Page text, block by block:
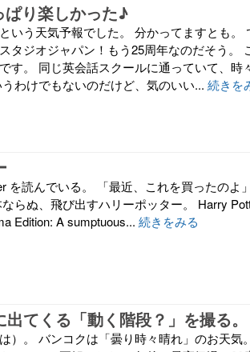
り楽しかった♪
いう天気予報でした。 分かってますとも。
タジオジャパン！もう25周年なのだそう。
す。 同じ英会話スクールに通っていて、時
わけでもないのだけど、気のいい... 続きを
を読んでいる。 「最近、これを買ったのよ
らぬ、飛び出すハリーポッター。 Harry
Edition: A sumptuous... 続きをみる
てくる「動く階段？」を撮る。
）。 バンコクは「曇り時々晴れ」のお天気